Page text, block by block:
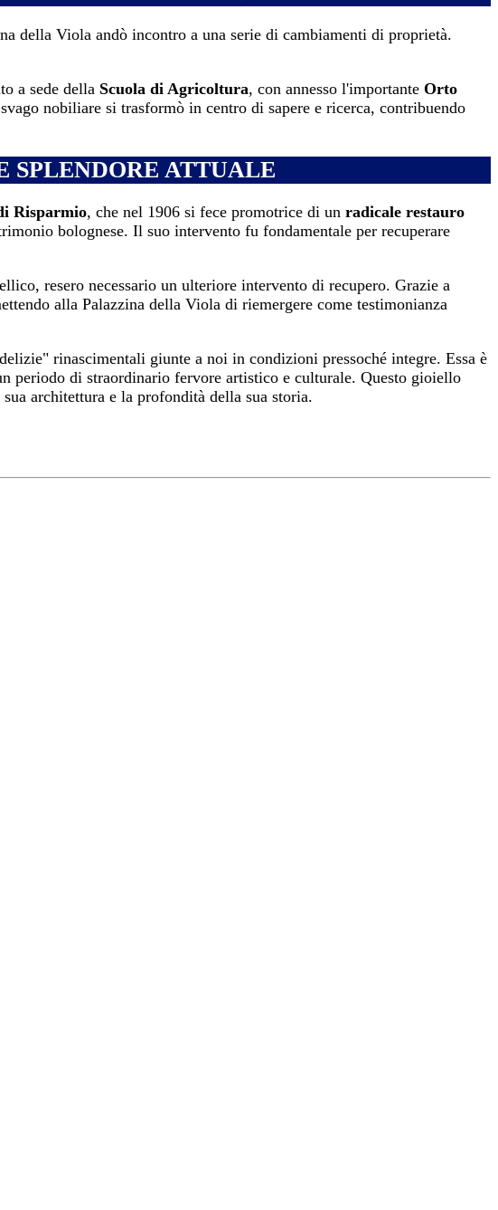
della Viola andò incontro a una serie di cambiamenti di proprietà.
a sede della Scuola di Agricoltura, con annesso l'importante Orto
nobiliare si trasformò in centro di sapere e ricerca, contribuendo
SPLENDORE ATTUALE
Risparmio, che nel 1906 si fece promotrice di un radicale restauro
bolognese. Il suo intervento fu fondamentale per recuperare
resero necessario un ulteriore intervento di recupero. Grazie a
alla Palazzina della Viola di riemergere come testimonianza
rinascimentali giunte a noi in condizioni pressoché integre. Essa è
periodo di straordinario fervore artistico e culturale. Questo gioiello
architettura e la profondità della sua storia.